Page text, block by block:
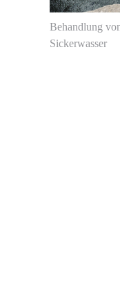
Behandlung
Sickerwasser